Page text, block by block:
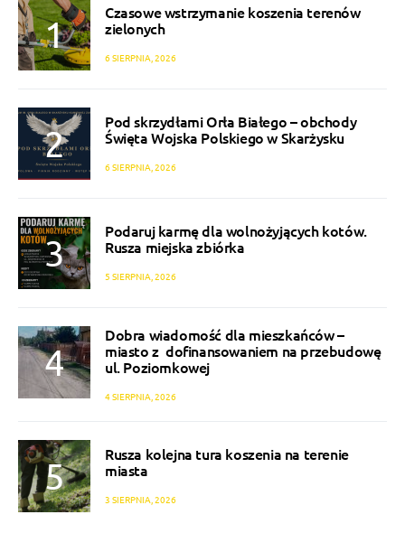
Czasowe wstrzymanie koszenia terenów
zielonych
6 SIERPNIA, 2026
Pod skrzydłami Orła Białego – obchody
Święta Wojska Polskiego w Skarżysku
6 SIERPNIA, 2026
Podaruj karmę dla wolnożyjących kotów.
Rusza miejska zbiórka
5 SIERPNIA, 2026
Dobra wiadomość dla mieszkańców –
miasto z dofinansowaniem na przebudowę
ul. Poziomkowej
4 SIERPNIA, 2026
Rusza kolejna tura koszenia na terenie
miasta
3 SIERPNIA, 2026